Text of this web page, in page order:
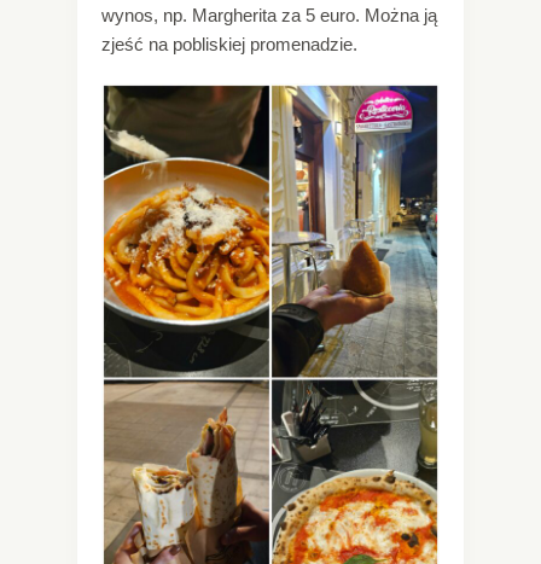
wynos, np. Margherita za 5 euro. Można ją
zjeść na pobliskiej promenadzie.